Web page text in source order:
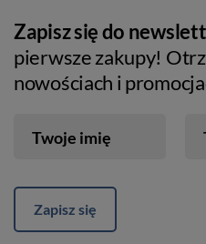
Zapisz się do
pierwsze zakupy!
nowościach i
Twoje imię
Zapisz się